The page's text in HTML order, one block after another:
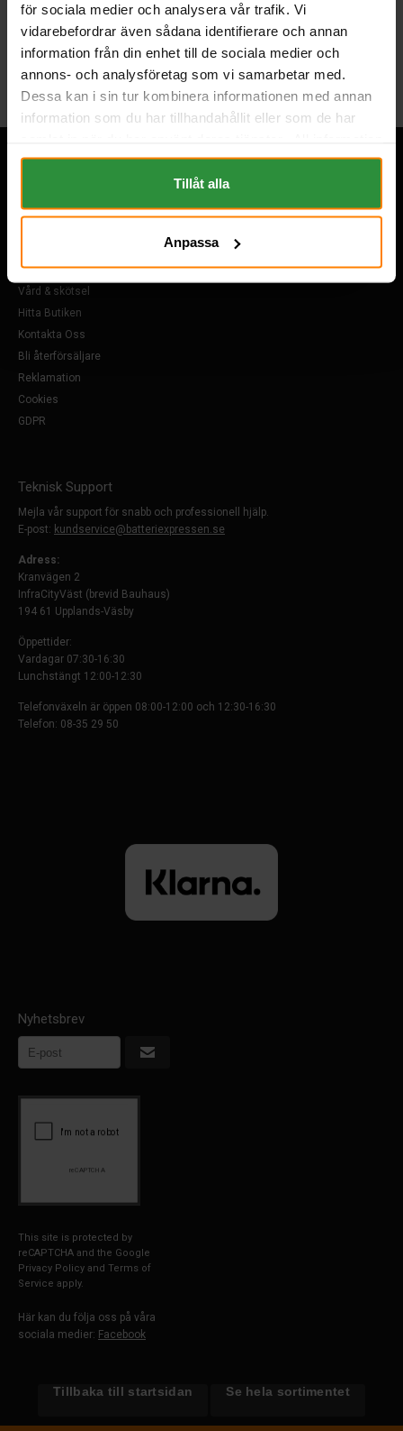
för sociala medier och analysera vår trafik. Vi
vidarebefordrar även sådana identifierare och annan
information från din enhet till de sociala medier och
annons- och analysföretag som vi samarbetar med.
Dessa kan i sin tur kombinera informationen med annan
information som du har tillhandahållit eller som de har
om "Cookies" och ditt val finner du på vår Cookie sida
längst ner i "footern" på sidan.
Tillåt alla
Anpassa
Tillbaka
FAQ
Vård & skötsel
Hitta Butiken
Kontakta Oss
Bli återförsäljare
Reklamation
Cookies
GDPR
Teknisk Support
Mejla vår support för snabb och professionell hjälp.
E-post: kundservice@batteriexpressen.se
Adress:
Kranvägen 2
InfraCityVäst (brevid Bauhaus)
194 61 Upplands-Väsby
Öppettider:
Vardagar 07:30-16:30
Lunchstängt 12:00-12:30
Telefonväxeln är öppen 08:00-12:00 och 12:30-16:30
Telefon: 08-35 29 50
Nyhetsbrev
This site is protected by
reCAPTCHA and the Google
Privacy Policy and Terms of
Service apply.
Här kan du följa oss på våra
sociala medier: Facebook
Tillbaka till startsidan Se hela sortimentet